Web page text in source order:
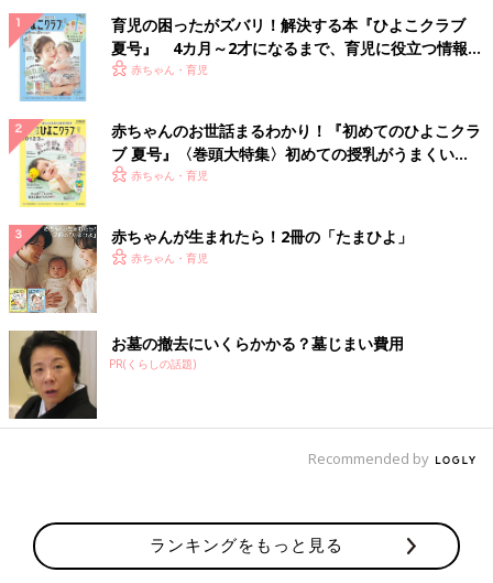
育児の困ったがズバリ！解決する本『ひよこクラブ
夏号』 4カ月～2才になるまで、育児に役立つ情報が
いっぱい！
赤ちゃん・育児
赤ちゃんのお世話まるわかり！『初めてのひよこクラ
ブ 夏号』〈巻頭大特集〉初めての授乳がうまくい
く！ おっぱい・ミルクの基本と夏のトラブル 解決テ
赤ちゃん・育児
赤ちゃんが生まれたら！2冊の「たまひよ」
赤ちゃん・育児
お墓の撤去にいくらかかる？墓じまい費用
PR(くらしの話題)
Recommended by
ランキングをもっと見る